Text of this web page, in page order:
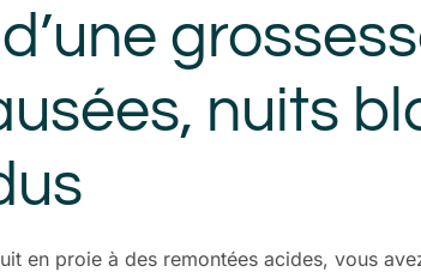
nuits
en proie à des remontées acides, vous